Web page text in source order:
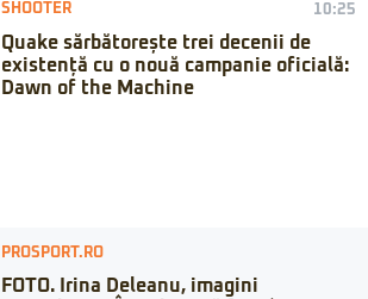
SHOOTER 10:25
Quake sărbătorește trei decenii de
existență cu o nouă campanie oficială:
Dawn of the Machine
PROSPORT.RO
FOTO. Irina Deleanu, imagini